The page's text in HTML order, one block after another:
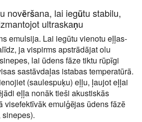
novēršana, lai iegūtu stabilu,
ultraskaņu
emulsija. Lai iegūtu vienotu eļļas-
ja vispirms apstrādājat olu
lai ūdens fāze tiktu rūpīgi
sastāvdaļas istabas temperatūrā.
(saulespuķu) eļļu, ļaujot eļļai
eļļa nonāk tieši akustiskās
visefektīvāk emulģējas ūdens fāzē
sinepes).